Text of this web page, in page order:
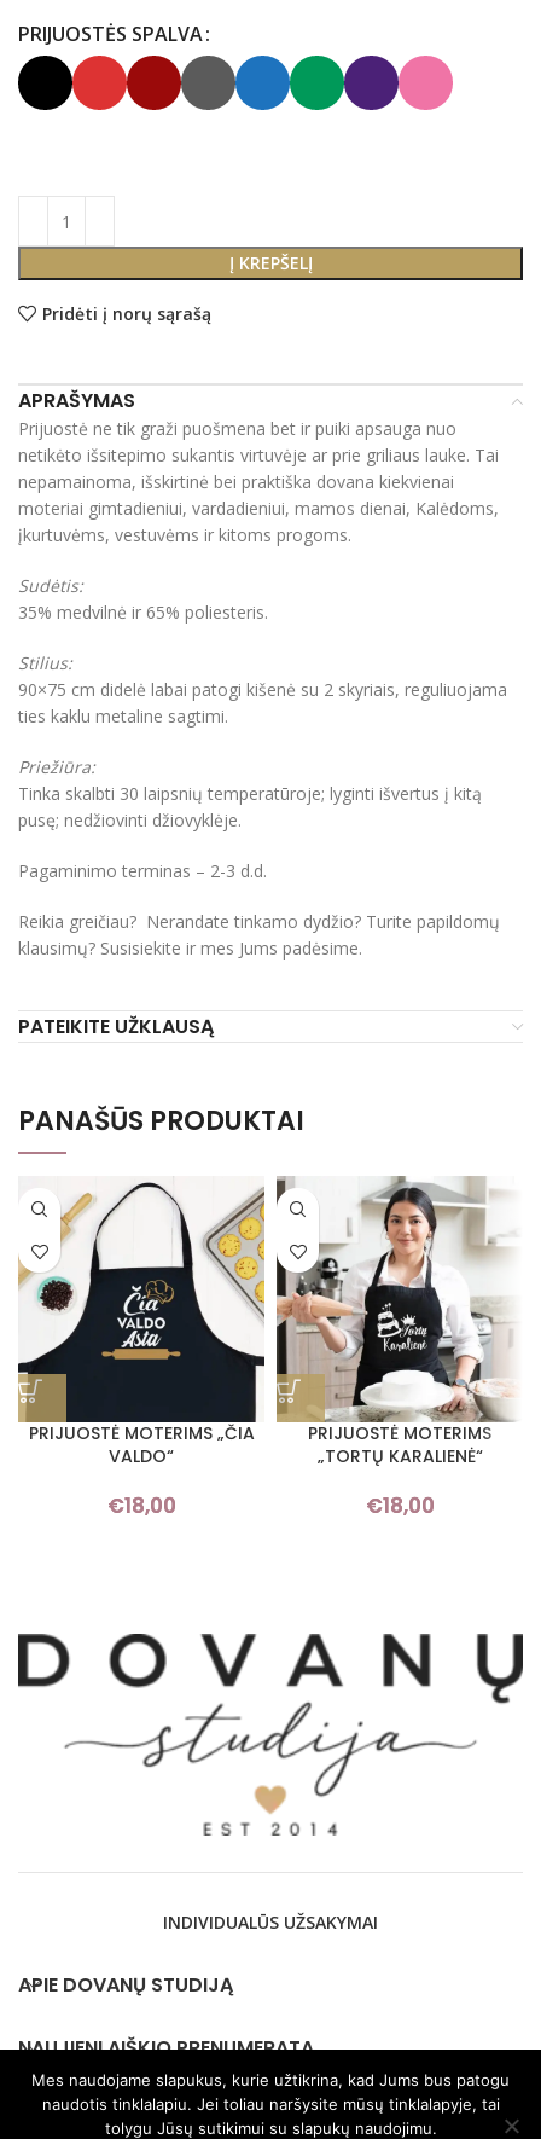
PRIJUOSTĖS SPALVA
Į KREPŠELĮ
Pridėti į norų sąrašą
APRAŠYMAS
Prijuostė ne tik graži puošmena bet ir puiki apsauga nuo
netikėto išsitepimo sukantis virtuvėje ar prie griliaus lauke. Tai
nepamainoma, išskirtinė bei praktiška dovana kiekvienai
moteriai gimtadieniui, vardadieniui, mamos dienai, Kalėdoms,
įkurtuvėms, vestuvėms ir kitoms progoms.
Sudėtis:
35% medvilnė ir 65% poliesteris.
Stilius:
90×75 cm didelė labai patogi kišenė su 2 skyriais, reguliuojama
ties kaklu metaline sagtimi.
Priežiūra:
Tinka skalbti 30 laipsnių temperatūroje; lyginti išvertus į kitą
pusę; nedžiovinti džiovyklėje.
Pagaminimo terminas – 2-3 d.d.
Reikia greičiau? Nerandate tinkamo dydžio? Turite papildomų
klausimų? Susisiekite ir mes Jums padėsime.
PATEIKITE UŽKLAUSĄ
PANAŠŪS PRODUKTAI
PRIJUOSTĖ MOTERIMS „ČIA
VALDO“
€18,00
PRIJUOSTĖ MOTERIMS
„TORTŲ KARALIENĖ“
€18,00
INDIVIDUALŪS UŽSAKYMAI
APIE DOVANŲ STUDIJĄ
NAUJIENLAIŠKIO PRENUMERATA
KONTAKTAI
Mes naudojame slapukus, kurie užtikrina, kad Jums bus patogu
naudotis tinklalapiu. Jei toliau naršysite mūsų tinklalapyje, tai
tolygu Jūsų sutikimui su slapukų naudojimu.